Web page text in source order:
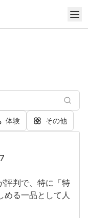
体験 その他
評判で、特に「特
める一品として人